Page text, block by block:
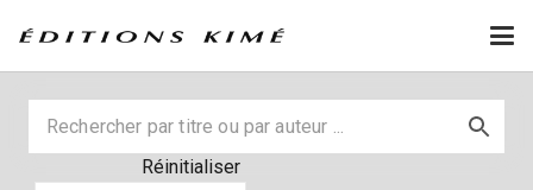
Réinitialiser